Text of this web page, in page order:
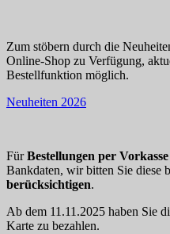
Zum stöbern durch die
Online-Shop zu Verfügung,
Bestellfunktion möglich.
Neuheiten 2026
FürBestellungen per Vorkasse
Bankdaten, wir bitten Sie diese
berücksichtigen.
Ab dem 11.11.2025 haben Sie
Karte zu bezahlen.